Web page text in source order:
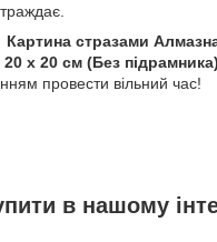
стразами
х 20 см (Без підрамника)
провести вільний час!
в нашому